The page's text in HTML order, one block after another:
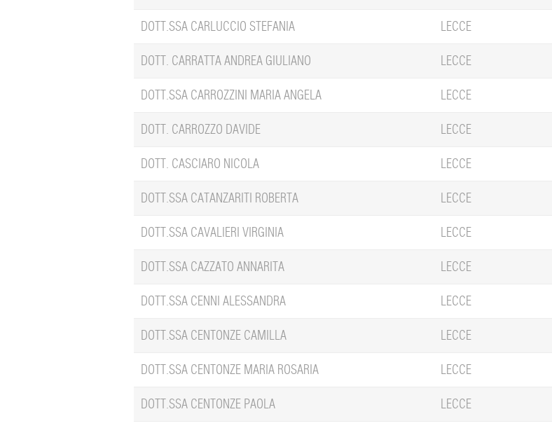
DOTT.SSA CARLUCCIO STEFANIA LECCE
DOTT. CARRATTA ANDREA GIULIANO LECCE
DOTT.SSA CARROZZINI MARIA ANGELA LECCE
DOTT. CARROZZO DAVIDE LECCE
DOTT. CASCIARO NICOLA LECCE
DOTT.SSA CATANZARITI ROBERTA LECCE
DOTT.SSA CAVALIERI VIRGINIA LECCE
DOTT.SSA CAZZATO ANNARITA LECCE
DOTT.SSA CENNI ALESSANDRA LECCE
DOTT.SSA CENTONZE CAMILLA LECCE
DOTT.SSA CENTONZE MARIA ROSARIA LECCE
DOTT.SSA CENTONZE PAOLA LECCE